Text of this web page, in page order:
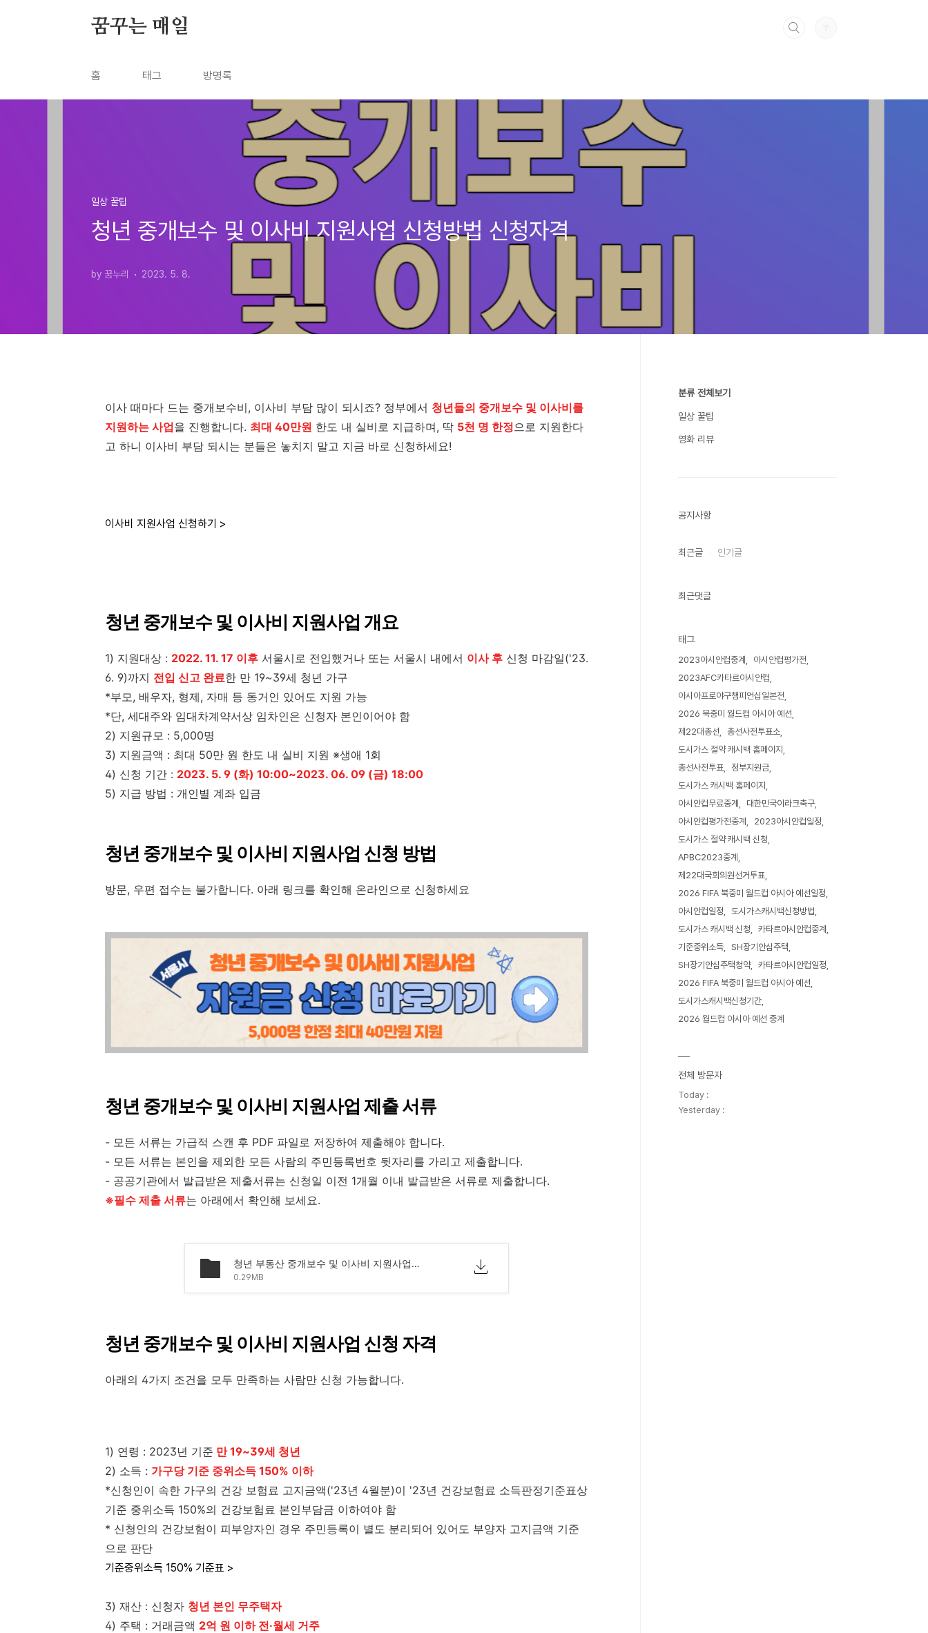
꿈꾸는 매일
홈 태그 방명록
일상 꿀팁
청년 중개보수 및 이사비 지원사업 신청방법 신청자격
by 꿈누리 2023. 5. 8.
이사 때마다 드는 중개보수비, 이사비 부담 많이 되시죠? 정부에서 청년들의 중개보수 및 이사비를
지원하는 사업을 진행합니다. 최대 40만원 한도 내 실비로 지급하며, 딱 5천 명 한정으로 지원한다
고 하니 이사비 부담 되시는 분들은 놓치지 말고 지금 바로 신청하세요!
이사비 지원사업 신청하기 >
청년 중개보수 및 이사비 지원사업 개요
1) 지원대상 : 2022. 11. 17 이후 서울시로 전입했거나 또는 서울시 내에서 이사 후 신청 마감일('23.
6. 9)까지 전입 신고 완료한 만 19~39세 청년 가구
*부모, 배우자, 형제, 자매 등 동거인 있어도 지원 가능
*단, 세대주와 임대차계약서상 임차인은 신청자 본인이어야 함
2) 지원규모 : 5,000명
3) 지원금액 : 최대 50만 원 한도 내 실비 지원 ※생애 1회
4) 신청 기간 : 2023. 5. 9 (화) 10:00~2023. 06. 09 (금) 18:00
5) 지급 방법 : 개인별 계좌 입금
청년 중개보수 및 이사비 지원사업 신청 방법
방문, 우편 접수는 불가합니다. 아래 링크를 확인해 온라인으로 신청하세요
청년 중개보수 및 이사비 지원사업 제출 서류
- 모든 서류는 가급적 스캔 후 PDF 파일로 저장하여 제출해야 합니다.
- 모든 서류는 본인을 제외한 모든 사람의 주민등록번호 뒷자리를 가리고 제출합니다.
- 공공기관에서 발급받은 제출서류는 신청일 이전 1개월 이내 발급받은 서류로 제출합니다.
※필수 제출 서류는 아래에서 확인해 보세요.
청년 부동산 중개보수 및 이사비 지원사업 필수 제출서류.pdf
0.29MB
청년 중개보수 및 이사비 지원사업 신청 자격
아래의 4가지 조건을 모두 만족하는 사람만 신청 가능합니다.
1) 연령 : 2023년 기준 만 19~39세 청년
2) 소득 : 가구당 기준 중위소득 150% 이하
*신청인이 속한 가구의 건강 보험료 고지금액('23년 4월분)이 '23년 건강보험료 소득판정기준표상
기준 중위소득 150%의 건강보험료 본인부담금 이하여야 함
* 신청인의 건강보험이 피부양자인 경우 주민등록이 별도 분리되어 있어도 부양자 고지금액 기준
으로 판단
기준중위소득 150% 기준표 >
3) 재산 : 신청자 청년 본인 무주택자
4) 주택 : 거래금액 2억 원 이하 전·월세 거주
분류 전체보기
일상 꿀팁
영화 리뷰
공지사항
최근글 인기글
최근댓글
태그
2023아시안컵중계
아시안컵평가전
2023AFC카타르아시안컵
아시아프로야구챔피언십일본전
2026 북중미 월드컵 아시아 예선
제22대총선
총선사전투표소
도시가스 절약 캐시백 홈페이지
총선사전투표
정부지원금
도시가스 캐시백 홈페이지
아시안컵무료중계
대한민국이라크축구
아시안컵평가전중계
2023아시안컵일정
도시가스 절약 캐시백 신청
APBC2023중계
제22대국회의원선거투표
2026 FIFA 북중미 월드컵 아시아 예선일정
아시안컵일정
도시가스캐시백신청방법
도시가스 캐시백 신청
카타르아시안컵중계
기준중위소득
SH장기안심주택
SH장기안심주택청약
카타르아시안컵일정
2026 FIFA 북중미 월드컵 아시아 예선
도시가스캐시백신청기간
2026 월드컵 아시아 예선 중계
전체 방문자
Today :
Yesterday :